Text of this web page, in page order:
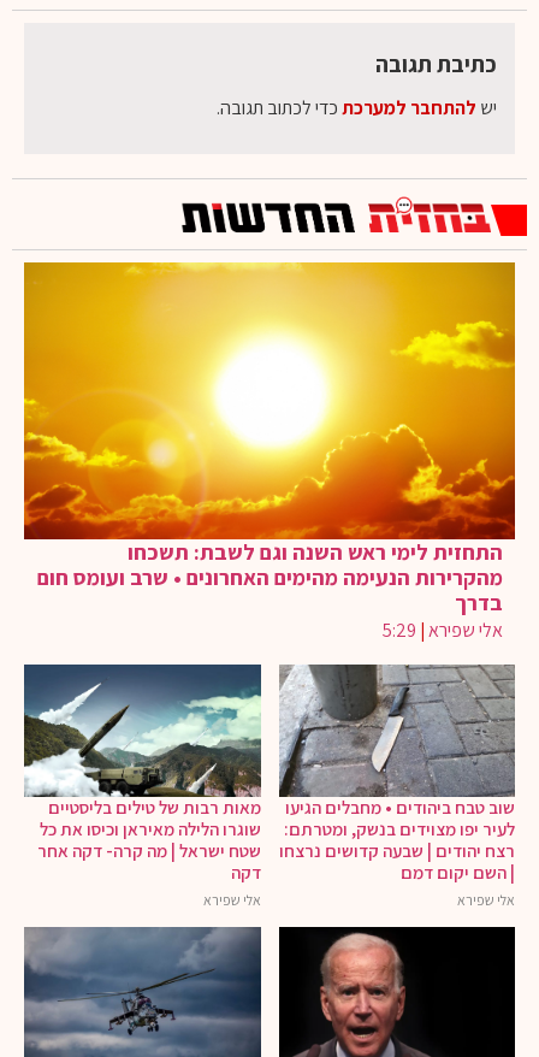
כתיבת תגובה
יש להתחבר למערכתכדי לכתוב תגובה.
התחזית לימי ראש השנה וגם לשבת: תשכחו
מהקרירות הנעימה מהימים האחרונים • שרב ועומס חום
בדרך
אלי שפירא|
5:29
שוב טבח ביהודים • מחבלים הגיעו
לעיר יפו מצוידים בנשק, ומטרתם:
רצח יהודים | שבעה קדושים נרצחו
| השם יקום דמם
אלי שפירא
מאות רבות של טילים בליסטיים
שוגרו הלילה מאיראן וכיסו את כל
שטח ישראל | מה קרה- דקה אחר
דקה
אלי שפירא